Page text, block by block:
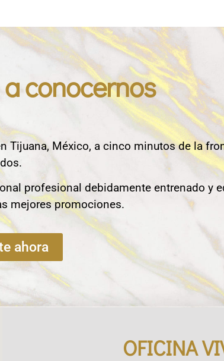
conocernos
Tijuana, México, a cinco minutos de la
profesional debidamente entrenado y
mejores promociones.
ahora
OFICINA